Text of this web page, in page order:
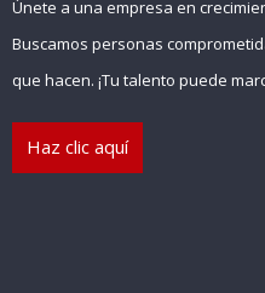
Únete a una empresa en
Buscamos personas
que hacen. ¡Tu talento puede
Haz clic aquí